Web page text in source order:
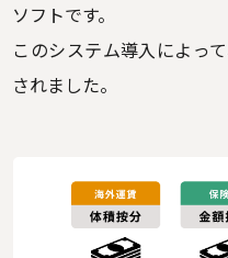
ソフトです。
このシステム導入によっ
されました。